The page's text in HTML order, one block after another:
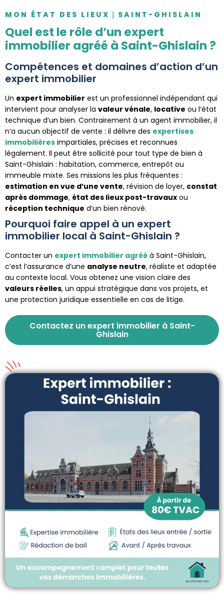
MON ÉTAT DES LIEUX｜SAINT-GHISLAIN
Quel est le rôle d’un expert
immobilier agréé à Saint-Ghislain ?
Compétences et domaines d’action d’un
expert immobilier
Un expert immobilier est un professionnel indépendant qui
intervient pour analyser la valeur vénale, locative ou l’état
technique d’un bien. Contrairement à un agent immobilier, il
n’a aucun objectif de vente : il délivre des expertises
immobilières impartiales, précises et reconnues
légalement. Il peut être sollicité pour tout type de bien à
Saint-Ghislain : habitation, commerce, entrepôt ou
immeuble mixte. Ses missions les plus fréquentes :
estimation en vue d’une vente, révision de loyer, constat
après dommage, état des lieux post-travaux ou
réception technique d’un bien rénové.
Pourquoi faire appel à un expert
immobilier local à Saint-Ghislain ?
Contacter un expert immobilier agréé à Saint-Ghislain,
c’est l’assurance d’une analyse neutre, réaliste et adaptée
au contexte local. Vous obtenez une vision claire des
valeurs réelles, un appui stratégique dans vos projets, et
une protection juridique essentielle en cas de litige.
Contactez un expert immobilier à Saint-
Ghislain